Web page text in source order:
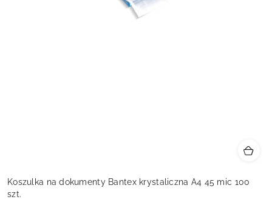
Koszulka na dokumenty Bantex krystaliczna A4 45 mic 100
szt.